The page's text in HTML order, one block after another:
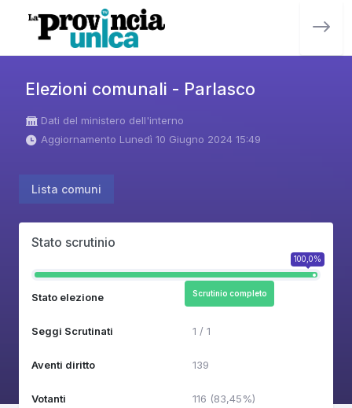
Elezioni comunali - Parlasco
Dati del ministero dell'interno
Aggiornamento Lunedì 10 Giugno 2024 15:49
Lista comuni
Stato scrutinio
100,0%
Stato elezione Scrutinio completo
Seggi Scrutinati 1 / 1
Aventi diritto 139
Votanti 116 (83,45%)